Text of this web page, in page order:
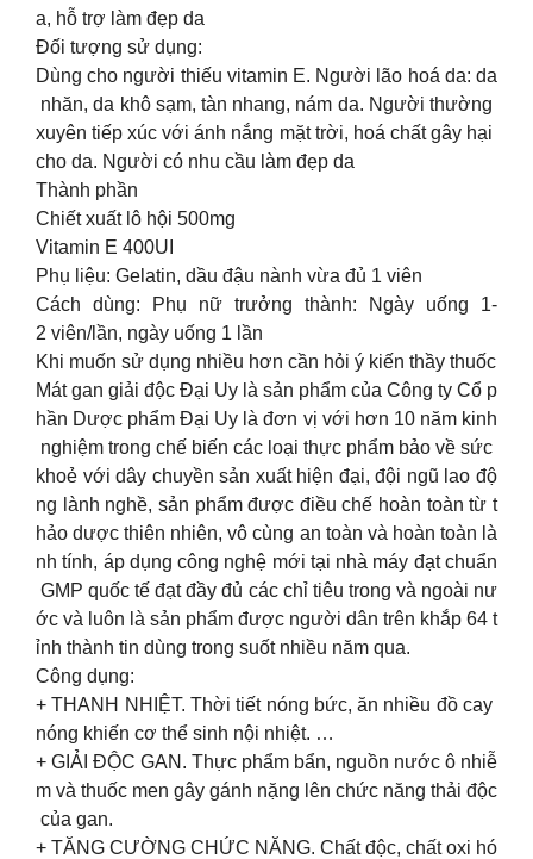
a, hỗ trợ làm đẹp da
Đối tượng sử dụng:
Dùng cho người thiếu vitamin E. Người lão hoá da: da
nhăn, da khô sạm, tàn nhang, nám da. Người thường
xuyên tiếp xúc với ánh nắng mặt trời, hoá chất gây hại
cho da. Người có nhu cầu làm đẹp da
Thành phần
Chiết xuất lô hội 500mg
Vitamin E 400UI
Phụ liệu: Gelatin, dầu đậu nành vừa đủ 1 viên
Cách dùng: Phụ nữ trưởng thành: Ngày uống 1-
2 viên/lần, ngày uống 1 lần
Khi muốn sử dụng nhiều hơn cần hỏi ý kiến thầy thuốc
Mát gan giải độc Đại Uy là sản phẩm của Công ty Cổ p
hần Dược phẩm Đại Uy là đơn vị với hơn 10 năm kinh
nghiệm trong chế biến các loại thực phẩm bảo về sức
khoẻ với dây chuyền sản xuất hiện đại, đội ngũ lao độ
ng lành nghề, sản phẩm được điều chế hoàn toàn từ t
hảo dược thiên nhiên, vô cùng an toàn và hoàn toàn là
nh tính, áp dụng công nghệ mới tại nhà máy đạt chuẩn
GMP quốc tế đạt đầy đủ các chỉ tiêu trong và ngoài nư
ớc và luôn là sản phẩm được người dân trên khắp 64 t
ỉnh thành tin dùng trong suốt nhiều năm qua.
Công dụng:
+ THANH NHIỆT. Thời tiết nóng bức, ăn nhiều đồ cay
nóng khiến cơ thể sinh nội nhiệt. …
+ GIẢI ĐỘC GAN. Thực phẩm bẩn, nguồn nước ô nhiễ
m và thuốc men gây gánh nặng lên chức năng thải độc
của gan.
+ TĂNG CƯỜNG CHỨC NĂNG. Chất độc, chất oxi hó